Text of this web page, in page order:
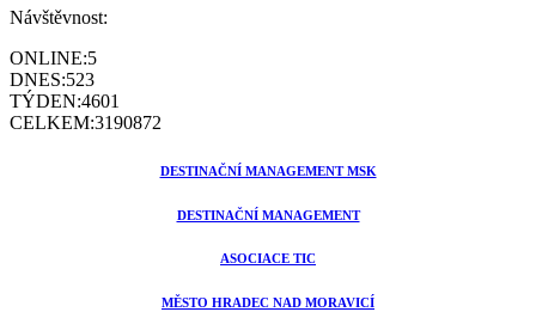
Návštěvnost:
ONLINE:5
DNES:523
TÝDEN:4601
CELKEM:3190872
DESTINAČNÍ MANAGEMENT MSK
DESTINAČNÍ MANAGEMENT
ASOCIACE TIC
MĚSTO HRADEC NAD MORAVICÍ